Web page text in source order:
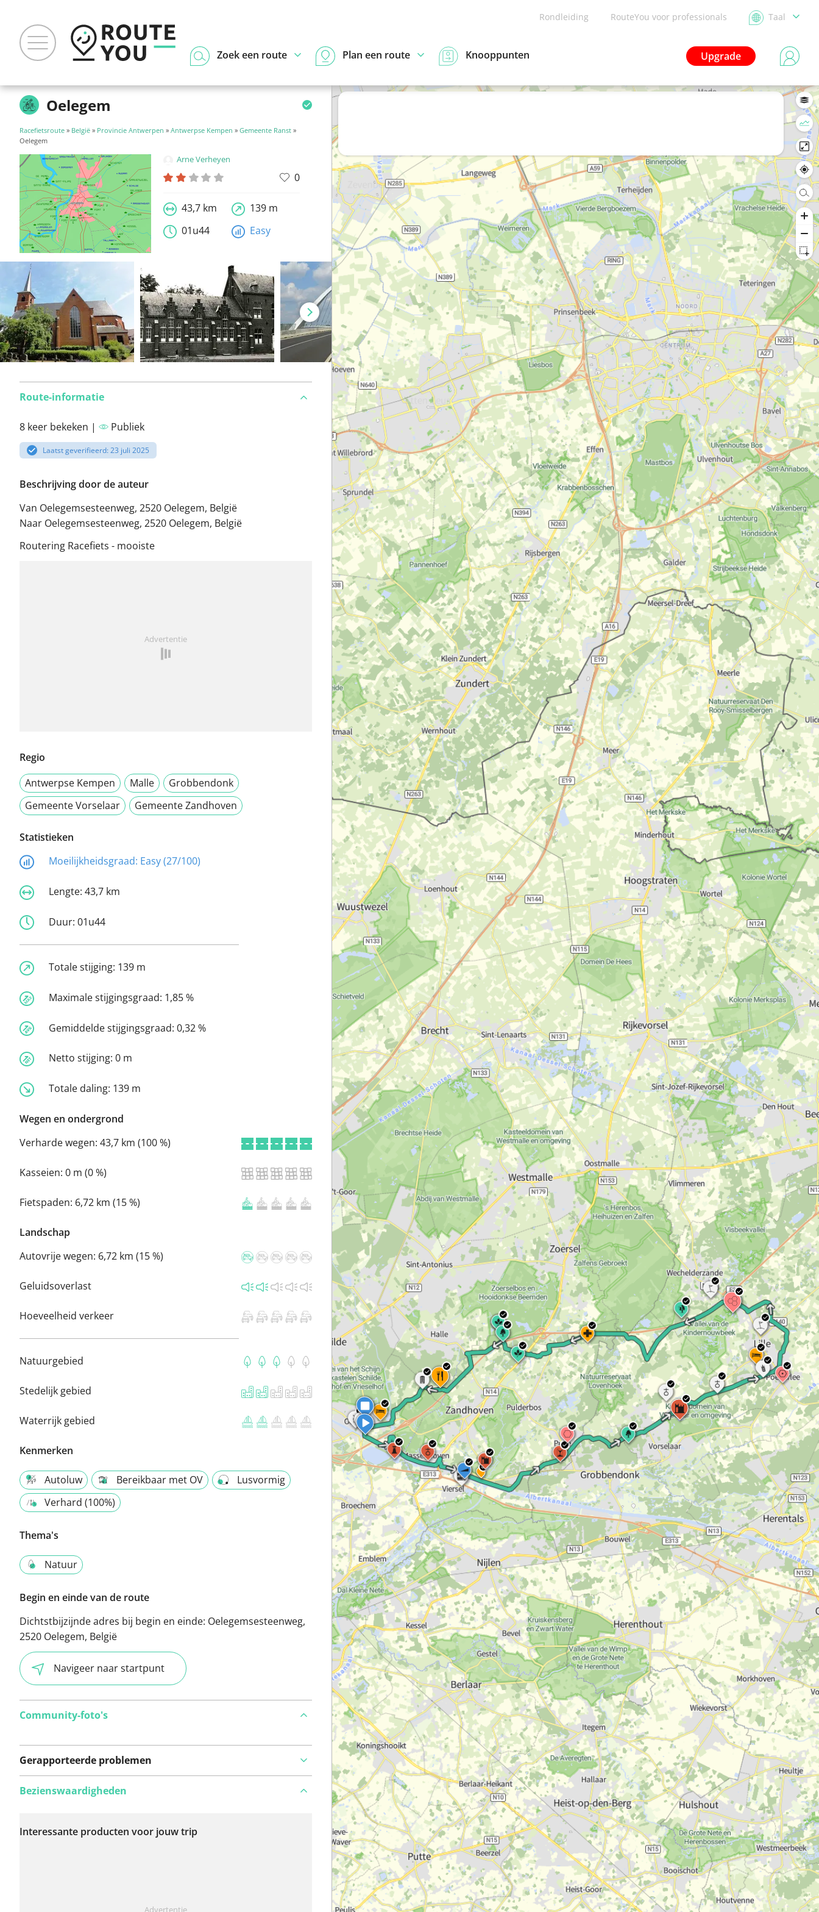
Rondleiding RouteYou voor professionals Taal
Upgrade
Zoek een route Plan een route Knooppunten
Oelegem
Racefietsroute » België » Provincie Antwerpen » Antwerpse Kempen » Gemeente Ranst »
Oelegem
Arne Verheyen
0
43,7 km
139 m
01u44
Easy
Route-informatie
8 keer bekeken | Publiek
Laatst geverifieerd: 23 juli 2025
Beschrijving door de auteur
Van Oelegemsesteenweg, 2520 Oelegem, België
Naar Oelegemsesteenweg, 2520 Oelegem, België
Routering Racefiets - mooiste
Advertentie
Regio
Antwerpse Kempen
Malle
Grobbendonk
Gemeente Vorselaar
Gemeente Zandhoven
Statistieken
Moeilijkheidsgraad: Easy (27/100)
Lengte: 43,7 km
Duur: 01u44
Totale stijging: 139 m
Maximale stijgingsgraad: 1,85 %
Gemiddelde stijgingsgraad: 0,32 %
Netto stijging: 0 m
Totale daling: 139 m
Wegen en ondergrond
Verharde wegen: 43,7 km (100 %)
Kasseien: 0 m (0 %)
Fietspaden: 6,72 km (15 %)
Landschap
Autovrije wegen: 6,72 km (15 %)
Geluidsoverlast
Hoeveelheid verkeer
Natuurgebied
Stedelijk gebied
Waterrijk gebied
Kenmerken
Autoluw Bereikbaar met OV
Lusvormig
Verhard (100%)
Thema's
Natuur
Begin en einde van de route
Dichtstbijzijnde adres bij begin en einde: Oelegemsesteenweg,
2520 Oelegem, België
Navigeer naar startpunt
Community-foto's
Gerapporteerde problemen
problemen op deze
Bezienswaardigheden
Interessante producten voor jouw trip
Advertentie